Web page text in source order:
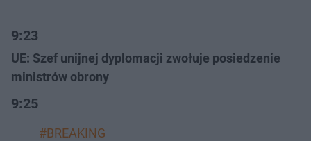
9:23
UE: Szef unijnej dyplomacji zwołuje posiedzenie
ministrów obrony
9:25
#BREAKING